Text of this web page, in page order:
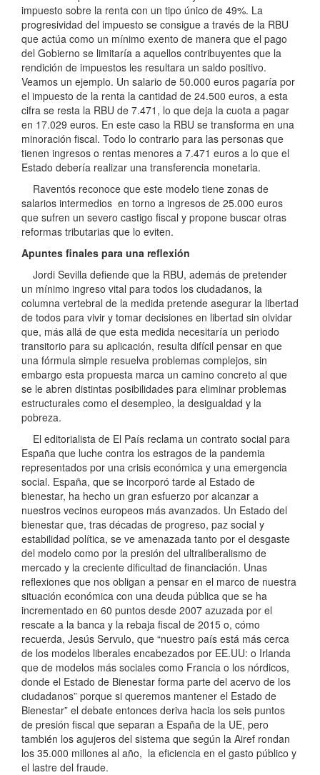
impuesto sobre la renta con un tipo único de 49%. La
progresividad del impuesto se consigue a través de la RBU
que actúa como un mínimo exento de manera que el pago
del Gobierno se limitaría a aquellos contribuyentes que la
rendición de impuestos les resultara un saldo positivo.
Veamos un ejemplo. Un salario de 50.000 euros pagaría por
el impuesto de la renta la cantidad de 24.500 euros, a esta
cifra se resta la RBU de 7.471, lo que deja la cuota a pagar
en 17.029 euros. En este caso la RBU se transforma en una
minoración fiscal. Todo lo contrario para las personas que
tienen ingresos o rentas menores a 7.471 euros a lo que el
Estado debería realizar una transferencia monetaria.
Raventós reconoce que este modelo tiene zonas de
salarios intermedios en torno a ingresos de 25.000 euros
que sufren un severo castigo fiscal y propone buscar otras
reformas tributarias que lo eviten.
Apuntes finales para una reflexión
Jordi Sevilla defiende que la RBU, además de pretender
un mínimo ingreso vital para todos los ciudadanos, la
columna vertebral de la medida pretende asegurar la libertad
de todos para vivir y tomar decisiones en libertad sin olvidar
que, más allá de que esta medida necesitaría un periodo
transitorio para su aplicación, resulta difícil pensar en que
una fórmula simple resuelva problemas complejos, sin
embargo esta propuesta marca un camino concreto al que
se le abren distintas posibilidades para eliminar problemas
estructurales como el desempleo, la desigualdad y la
pobreza.
El editorialista de El País reclama un contrato social para
España que luche contra los estragos de la pandemia
representados por una crisis económica y una emergencia
social. España, que se incorporó tarde al Estado de
bienestar, ha hecho un gran esfuerzo por alcanzar a
nuestros vecinos europeos más avanzados. Un Estado del
bienestar que, tras décadas de progreso, paz social y
estabilidad política, se ve amenazada tanto por el desgaste
del modelo como por la presión del ultraliberalismo de
mercado y la creciente dificultad de financiación. Unas
reflexiones que nos obligan a pensar en el marco de nuestra
situación económica con una deuda pública que se ha
incrementado en 60 puntos desde 2007 azuzada por el
rescate a la banca y la rebaja fiscal de 2015 o, cómo
recuerda, Jesús Servulo, que “nuestro país está más cerca
de los modelos liberales encabezados por EE.UU: o Irlanda
que de modelos más sociales como Francia o los nórdicos,
donde el Estado de Bienestar forma parte del acervo de los
ciudadanos” porque si queremos mantener el Estado de
Bienestar” el debate entonces deriva hacia los seis puntos
de presión fiscal que separan a España de la UE, pero
también los agujeros del sistema que según la Airef rondan
los 35.000 millones al año, la eficiencia en el gasto público y
el lastre del fraude.